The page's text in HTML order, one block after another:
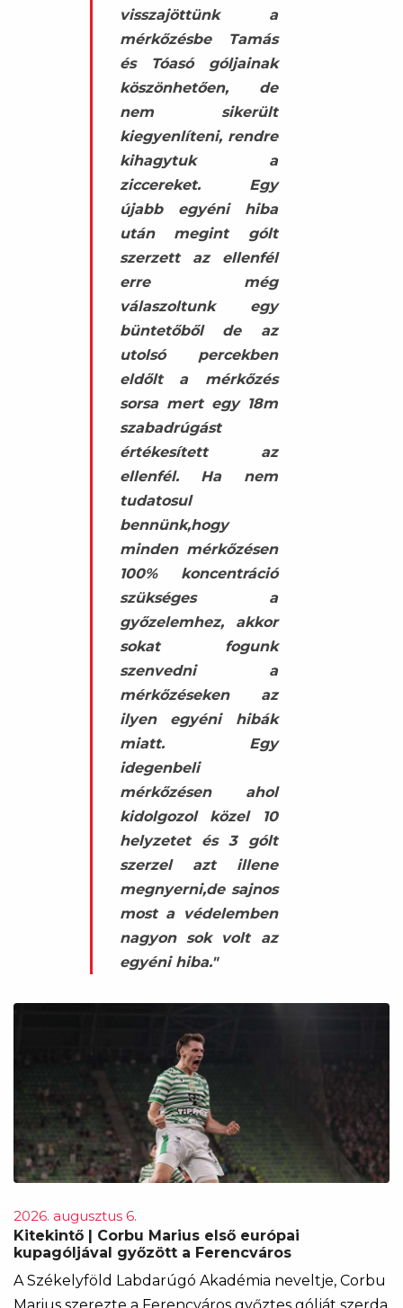
visszajöttünk a
mérkőzésbe Tamás
és Tóasó góljainak
köszönhetően, de
nem sikerült
kiegyenlíteni, rendre
kihagytuk a
ziccereket. Egy
újabb egyéni hiba
után megint gólt
szerzett az ellenfél
erre még
válaszoltunk egy
büntetőből de az
utolsó percekben
eldőlt a mérkőzés
sorsa mert egy 18m
szabadrúgást
értékesített az
ellenfél. Ha nem
tudatosul
bennünk,hogy
minden mérkőzésen
100% koncentráció
szükséges a
győzelemhez, akkor
sokat fogunk
szenvedni a
mérkőzéseken az
ilyen egyéni hibák
miatt. Egy
idegenbeli
mérkőzésen ahol
kidolgozol közel 10
helyzetet és 3 gólt
szerzel azt illene
megnyerni,de sajnos
most a védelemben
nagyon sok volt az
egyéni hiba."
2026. augusztus 6.
Kitekintő | Corbu Marius első európai
kupagóljával győzött a Ferencváros
A Székelyföld Labdarúgó Akadémia neveltje, Corbu